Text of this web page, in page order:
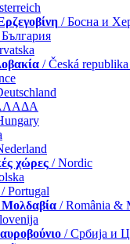
/ Босна и
/ Česká
χώρες / Nordic
/ Portugal
/ România &
/ Србија и